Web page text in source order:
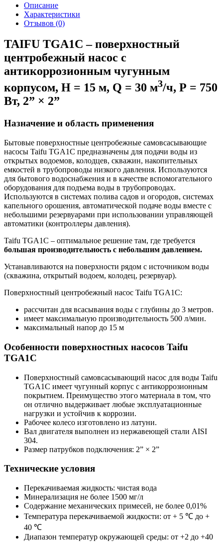
Описание
Характеристики
Отзывов (0)
TAIFU TGA1C – поверхностный
центробежный насос с
антикоррозионным чугунным
корпусом, Н = 15 м, Q = 30 м3/ч, Р = 750
Вт, 2” × 2”
Назначение и область применения
Бытовые поверхностные центробежные самовсасывающие
насосы Taifu TGA1C предназначены для подачи воды из
открытых водоемов, колодцев, скважин, накопительных
емкостей в трубопроводы низкого давления. Используются
для бытового водоснабжения и в качестве вспомогательного
оборудования для подъема воды в трубопроводах.
Используются в системах полива садов и огородов, системах
капельного орошения, автоматической подаче воды вместе с
небольшими резервуарами при использовании управляющей
автоматики (контроллеры давления).
Taifu TGA1C – оптимальное решение там, где требуется
большая производительность с небольшим давлением.
Устанавливаются на поверхности рядом с источником воды
(скважина, открытый водоем, колодец, резервуар).
Поверхностный центробежный насос Taifu TGA1C:
рассчитан для всасывания воды с глубины до 3 метров.
имеет максимальную производительность 500 л/мин.
максимальный напор до 15 м
Особенности поверхностных насосов Taifu
TGA1C
Поверхностный самовсасывающий насос для воды Taifu
TGA1C имеет чугунный корпус с антикоррозионным
покрытием. Преимущество этого материала в том, что
он отлично выдерживает любые эксплуатационные
нагрузки и устойчив к коррозии.
Рабочее колесо изготовлено из латуни.
Вал двигателя выполнен из нержавеющей стали AISI
304.
Размер патрубков подключения: 2” × 2”
Технические условия
Перекачиваемая жидкость: чистая вода
Минерализация не более 1500 мг/л
Содержание механических примесей, не более 0,01%
Температура перекачиваемой жидкости: от + 5 ℃ до +
40 ℃
Диапазон температур окружающей среды: от +2 до +40